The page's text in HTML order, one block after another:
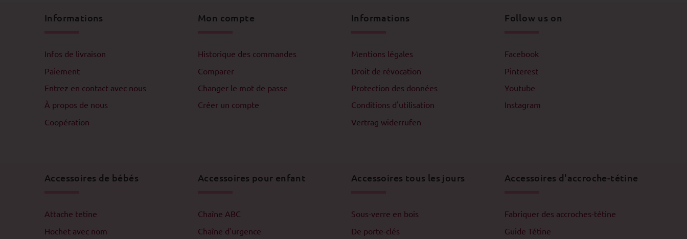
Informations
Infos de livraison
Paiement
Entrez en contact avec nous
À propos de nous
Coopération
Mon compte
Historique des commandes
Comparer
Changer le mot de passe
Créer un compte
Informations
Mentions légales
Droit de révocation
Protection des données
Conditions d'utilisation
Vertrag widerrufen
Follow us on
Facebook
Pinterest
Youtube
Instagram
Accessoires de bébés
Attache tetine
Hochet avec nom
Accessoires pour enfant
Chaîne ABC
Chaîne d'urgence
Accessoires tous les jours
Sous-verre en bois
De porte-clés
Accessoires d'accroche-tétine
Fabriquer des accroches-tétine
Guide Tétine